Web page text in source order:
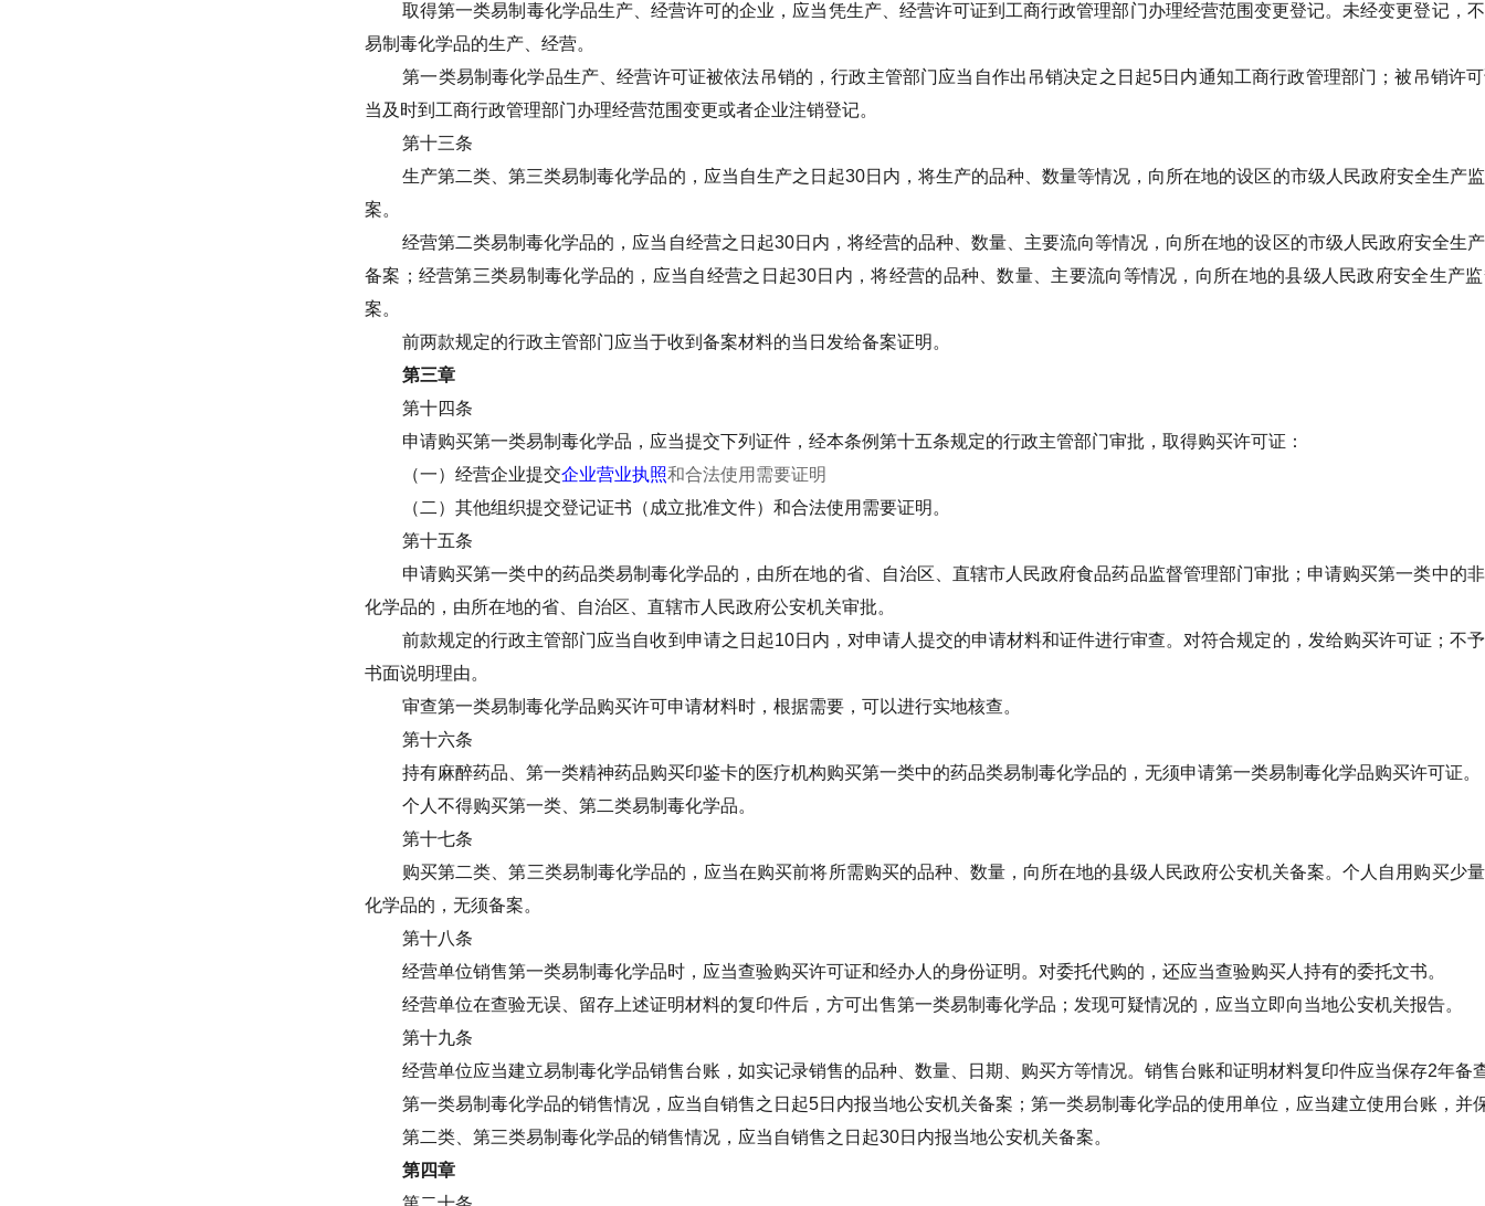
取得第一类易制毒化学品生产、经营许可的企业，应当凭生产、经营许可证到工商行政管理部门办理经营范围变更登记。未经变更登记，
易制毒化学品的生产、经营。
第一类易制毒化学品生产、经营许可证被依法吊销的，行政主管部门应当自作出吊销决定之日起5日内通知工商行政管理部门；被吊销许
当及时到工商行政管理部门办理经营范围变更或者企业注销登记。
第十三条
生产第二类、第三类易制毒化学品的，应当自生产之日起30日内，将生产的品种、数量等情况，向所在地的设区的市级人民政府安全生产
案。
经营第二类易制毒化学品的，应当自经营之日起30日内，将经营的品种、数量、主要流向等情况，向所在地的设区的市级人民政府安全生
备案；经营第三类易制毒化学品的，应当自经营之日起30日内，将经营的品种、数量、主要流向等情况，向所在地的县级人民政府安全生产
案。
前两款规定的行政主管部门应当于收到备案材料的当日发给备案证明。
第三章
第十四条
申请购买第一类易制毒化学品，应当提交下列证件，经本条例第十五条规定的行政主管部门审批，取得购买许可证：
（一）经营企业提交企业营业执照和合法使用需要证明
（二）其他组织提交登记证书（成立批准文件）和合法使用需要证明。
第十五条
申请购买第一类中的药品类易制毒化学品的，由所在地的省、自治区、直辖市人民政府食品药品监督管理部门审批；申请购买第一类中的
化学品的，由所在地的省、自治区、直辖市人民政府公安机关审批。
前款规定的行政主管部门应当自收到申请之日起10日内，对申请人提交的申请材料和证件进行审查。对符合规定的，发给购买许可证；不
书面说明理由。
审查第一类易制毒化学品购买许可申请材料时，根据需要，可以进行实地核查。
第十六条
持有麻醉药品、第一类精神药品购买印鉴卡的医疗机构购买第一类中的药品类易制毒化学品的，无须申请第一类易制毒化学品购买许可证。
个人不得购买第一类、第二类易制毒化学品。
第十七条
购买第二类、第三类易制毒化学品的，应当在购买前将所需购买的品种、数量，向所在地的县级人民政府公安机关备案。个人自用购买少
化学品的，无须备案。
第十八条
经营单位销售第一类易制毒化学品时，应当查验购买许可证和经办人的身份证明。对委托代购的，还应当查验购买人持有的委托文书。
经营单位在查验无误、留存上述证明材料的复印件后，方可出售第一类易制毒化学品；发现可疑情况的，应当立即向当地公安机关报告。
第十九条
经营单位应当建立易制毒化学品销售台账，如实记录销售的品种、数量、日期、购买方等情况。销售台账和证明材料复印件应当保存2年备
第一类易制毒化学品的销售情况，应当自销售之日起5日内报当地公安机关备案；第一类易制毒化学品的使用单位，应当建立使用台账，并
第二类、第三类易制毒化学品的销售情况，应当自销售之日起30日内报当地公安机关备案。
第四章